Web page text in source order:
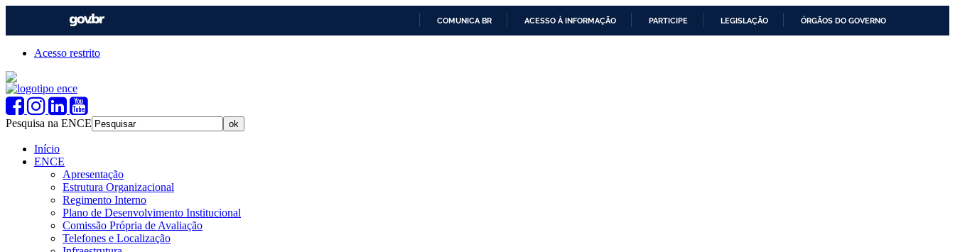
COMUNICA BR ACESSO À INFORMAÇÃO PARTICIPE LEGISLAÇÃO ÓRGÃOS DO GOVERNO
Acesso restrito
Pesquisa na ENCE
Início
ENCE
Apresentação
Estrutura Organizacional
Regimento Interno
Plano de Desenvolvimento Institucional
Comissão Própria de Avaliação
Telefones e Localização